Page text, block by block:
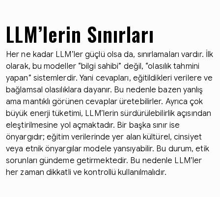
LLM’lerin Sınırları
Her ne kadar LLM’ler güçlü olsa da, sınırlamaları vardır. İlk
olarak, bu modeller “bilgi sahibi” değil, “olasılık tahmini
yapan” sistemlerdir. Yani cevapları, eğitildikleri verilere ve
bağlamsal olasılıklara dayanır. Bu nedenle bazen yanlış
ama mantıklı görünen cevaplar üretebilirler. Ayrıca çok
büyük enerji tüketimi, LLM’lerin sürdürülebilirlik açısından
eleştirilmesine yol açmaktadır. Bir başka sınır ise
önyargıdır; eğitim verilerinde yer alan kültürel, cinsiyet
veya etnik önyargılar modele yansıyabilir. Bu durum, etik
sorunları gündeme getirmektedir. Bu nedenle LLM’ler
her zaman dikkatli ve kontrollü kullanılmalıdır.